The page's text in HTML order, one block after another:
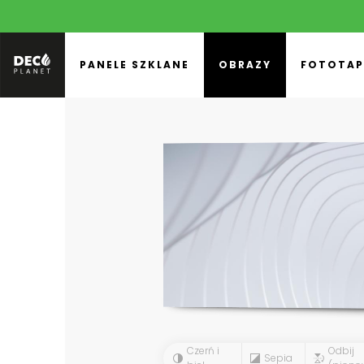
PANELE SZKLANE OBRAZY
Czerń i
Sepia
Odbij